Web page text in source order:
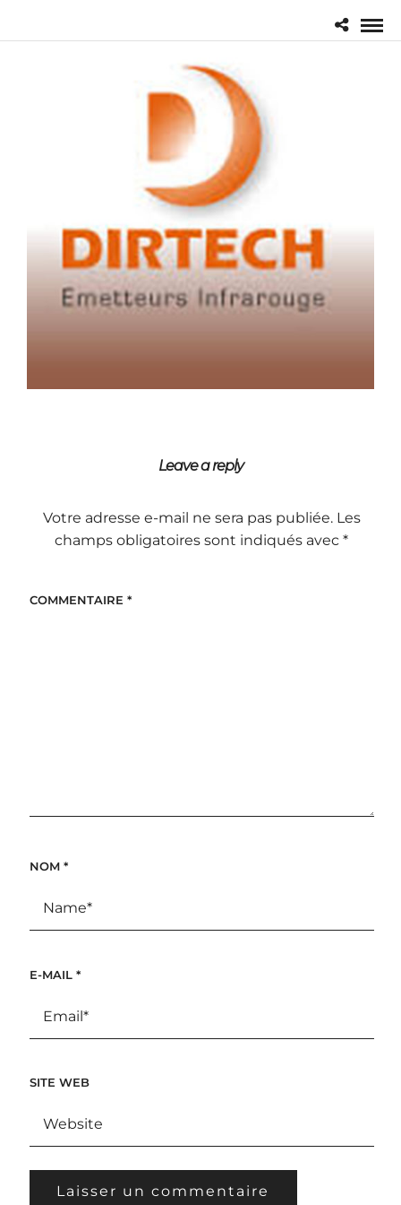
Leave a reply
Votre adresse e-mail ne sera pas publiée. Les
champs obligatoires sont indiqués avec*
COMMENTAIRE *
NOM *
E-MAIL *
SITE WEB